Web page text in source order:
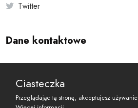
Twitter
Dane kontaktowe
reset@resetobywatelski.pl
Ciasteczka
Przeglądając tą stronę, akceptujesz